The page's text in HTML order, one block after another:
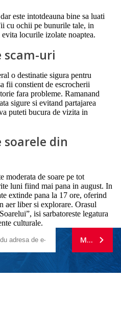
este intotdeauna bine sa luati
cu ochii pe bunurile tale, in
locurile izolate noaptea.
uri
o destinatie sigura pentru
fii constient de escrocherii
fara probleme. Ramanand
sigure si evitand partajarea
puteti bucura de vizita in
din
moderata de soare pe tot
luni fiind mai pana in august. In
extinde pana la 17 ore, oferind
aer liber si explorare. Orasul
isi sarbatoreste legatura
culturale.
MA